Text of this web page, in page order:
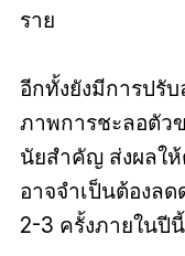
ราย
อีกทั้งยังมีการปรั
ภาพการชะลอตัว
นัยสำคัญ ส่งผลใ
อาจจำเป็นต้องล
2-3 ครั้งภายในปีนี้